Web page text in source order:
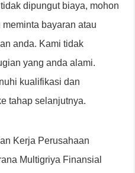
dipungut biaya, mohon
bayaran atau
anda. Kami tidak
yang anda alami.
kualifikasi dan
tahap selanjutnya.
Kerja Perusahaan
Multigriya Finansial